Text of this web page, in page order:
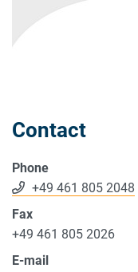
Contact
Phone
+49 461 805 2048
Fax
+49 461 805 2026
E-mail